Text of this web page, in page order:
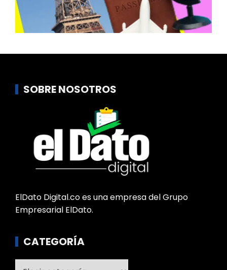
SOBRE NOSOTROS
ElDato Digital.co es una empresa del Grupo
Empresarial ElDato.
CATEGORÍA